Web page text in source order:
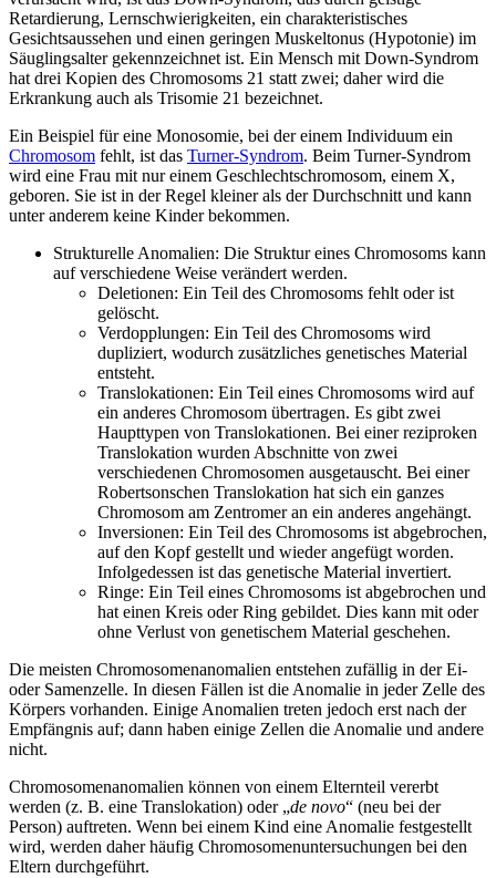
Retardierung, Lernschwierigkeiten, ein charakteristisches
Gesichtsaussehen und einen geringen Muskeltonus (Hypotonie) im
Säuglingsalter gekennzeichnet ist. Ein Mensch mit Down-Syndrom
hat drei Kopien des Chromosoms 21 statt zwei; daher wird die
Erkrankung auch als Trisomie 21 bezeichnet.
Ein Beispiel für eine Monosomie, bei der einem Individuum ein
Chromosom fehlt, ist das Turner-Syndrom. Beim Turner-Syndrom
wird eine Frau mit nur einem Geschlechtschromosom, einem X,
geboren. Sie ist in der Regel kleiner als der Durchschnitt und kann
unter anderem keine Kinder bekommen.
Strukturelle Anomalien: Die Struktur eines Chromosoms kann
auf verschiedene Weise verändert werden.
Deletionen: Ein Teil des Chromosoms fehlt oder ist
gelöscht.
Verdopplungen: Ein Teil des Chromosoms wird
dupliziert, wodurch zusätzliches genetisches Material
entsteht.
Translokationen: Ein Teil eines Chromosoms wird auf
ein anderes Chromosom übertragen. Es gibt zwei
Haupttypen von Translokationen. Bei einer reziproken
Translokation wurden Abschnitte von zwei
verschiedenen Chromosomen ausgetauscht. Bei einer
Robertsonschen Translokation hat sich ein ganzes
Chromosom am Zentromer an ein anderes angehängt.
Inversionen: Ein Teil des Chromosoms ist abgebrochen,
auf den Kopf gestellt und wieder angefügt worden.
Infolgedessen ist das genetische Material invertiert.
Ringe: Ein Teil eines Chromosoms ist abgebrochen und
hat einen Kreis oder Ring gebildet. Dies kann mit oder
ohne Verlust von genetischem Material geschehen.
Die meisten Chromosomenanomalien entstehen zufällig in der Ei-
oder Samenzelle. In diesen Fällen ist die Anomalie in jeder Zelle des
Körpers vorhanden. Einige Anomalien treten jedoch erst nach der
Empfängnis auf; dann haben einige Zellen die Anomalie und andere
nicht.
Chromosomenanomalien können von einem Elternteil vererbt
werden (z. B. eine Translokation) oder „de novo“ (neu bei der
Person) auftreten. Wenn bei einem Kind eine Anomalie festgestellt
wird, werden daher häufig Chromosomenuntersuchungen bei den
Eltern durchgeführt.